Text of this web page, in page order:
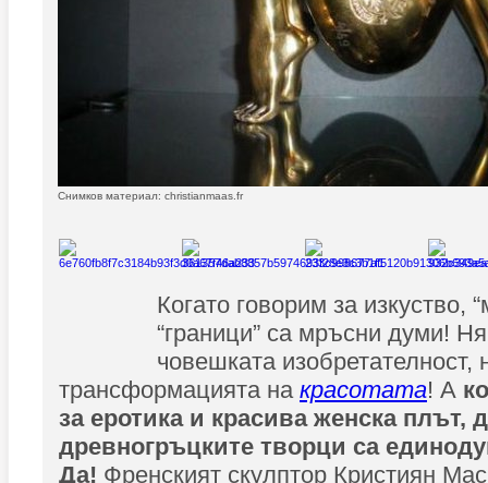
Снимков материал: christianmaas.fr
Когато говорим за изкуство,
“граници” са мръсни думи!
човешката изобретателност,
трансформацията на красотата! А
за еротика и красива женска плът,
древногръцките творци са
Да! Френският скулптор Кристиян